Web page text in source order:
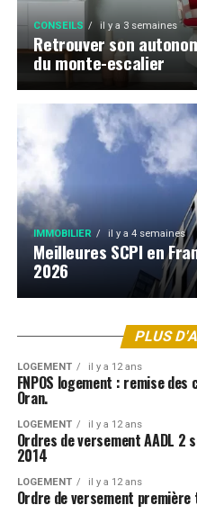
CONSEILS il y a 3 semaines
Retrouver son
du monte-escalier
IMMOBILIER il y a 4 semaines
Meilleures SCPI en
2026
PLUS
LOGEMENT il y a 12 ans
FNPOS logement : remise des
Oran.
LOGEMENT il y a 12 ans
Ordres de versement AADL
2014
LOGEMENT il y a 12 ans
Ordre de versement